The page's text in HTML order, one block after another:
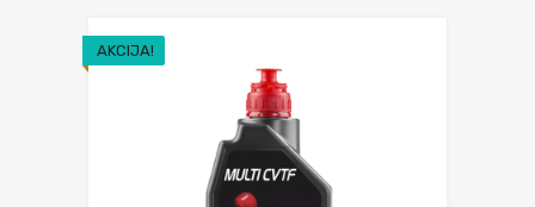
AKCIJA!